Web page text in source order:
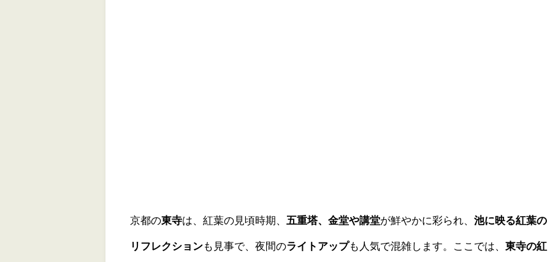
京都の東寺は、紅葉の見頃時期、 五重塔、金堂や講堂が鮮やかに彩られ、池に映る紅葉の
リフレクションも見事で、夜間のライトアップも人気で混雑します。ここでは、東寺の紅